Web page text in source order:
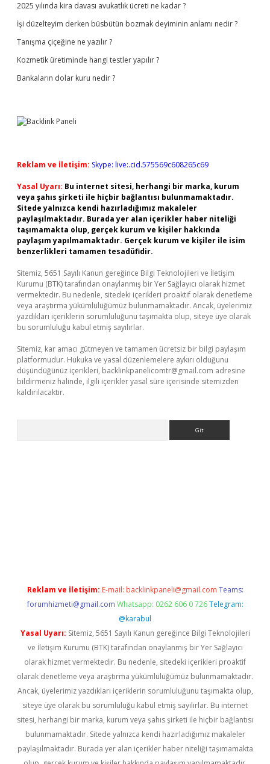
2025 yılında kira davası avukatlık ücreti ne kadar ?
İşi düzelteyim derken büsbütün bozmak deyiminin anlamı nedir ?
Tanışma çiçeğine ne yazılır ?
Kozmetik üretiminde hangi testler yapılır ?
Bankaların dolar kuru nedir ?
Reklam ve İletişim: Skype: live:.cid.575569c608265c69
Yasal Uyarı: Bu internet sitesi, herhangi bir marka, kurum
veya şahıs şirketi ile hiçbir bağlantısı bulunmamaktadır.
Sitede yalnızca kendi hazırladığımız makaleler
paylaşılmaktadır. Burada yer alan içerikler haber niteliği
taşımamakta olup, gerçek kurum ve kişiler hakkında
paylaşım yapılmamaktadır. Gerçek kurum ve kişiler ile isim
benzerlikleri tamamen tesadüfidir.
Sitemiz, 5651 Sayılı Kanun gereğince Bilgi Teknolojileri ve İletişim
Kurumu (BTK) tarafından onaylanmış bir Yer Sağlayıcı olarak hizmet
vermektedir. Bu nedenle, sitedeki içerikleri proaktif olarak denetleme
veya araştırma yükümlülüğümüz bulunmamaktadır. Ancak, üyelerimiz
yazdıkları içeriklerin sorumluluğunu taşımakta olup, siteye üye olarak
bu sorumluluğu kabul etmiş sayılırlar.
Sitemiz, kar amacı gütmeyen ve tamamen ücretsiz bir bilgi paylaşım
platformudur. Hukuka ve yasal düzenlemelere aykırı olduğunu
düşündüğünüz içerikleri, backlinkpanelicomtr@gmail.com adresine
bildirmeniz halinde, ilgili içerikler yasal süre içerisinde sitemizden
kaldırılacaktır.
Reklam ve İletişim: E-mail: backlinkpaneli@gmail.com Teams:
forumhizmeti@gmail.com Whatsapp: 0262 606 0 726 Telegram:
@karabul
Yasal Uyarı: Sitemiz, 5651 Sayılı Kanun gereğince Bilgi Teknolojileri
ve İletişim Kurumu (BTK) tarafından onaylanmış bir Yer Sağlayıcı
olarak hizmet vermektedir. Bu nedenle, sitedeki içerikleri proaktif
olarak denetleme veya araştırma yükümlülüğümüz bulunmamaktadır.
Ancak, üyelerimiz yazdıkları içeriklerin sorumluluğunu taşımakta olup,
siteye üye olarak bu sorumluluğu kabul etmiş sayılırlar. Bu internet
sitesi, herhangi bir marka, kurum veya şahıs şirketi ile hiçbir bağlantısı
bulunmamaktadır. Sitede yalnızca kendi hazırladığımız makaleler
paylaşılmaktadır. Burada yer alan içerikler haber niteliği taşımamakta